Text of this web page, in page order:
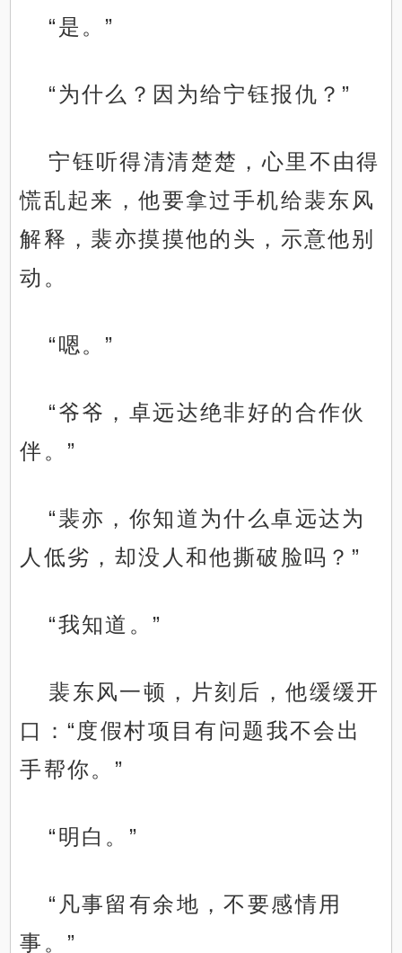
“是。”
“为什么？因为给宁钰报仇？”
宁钰听得清清楚楚，心里不由得
慌乱起来，他要拿过手机给裴东风
解释，裴亦摸摸他的头，示意他别
动。
“嗯。”
“爷爷，卓远达绝非好的合作伙
伴。”
“裴亦，你知道为什么卓远达为
人低劣，却没人和他撕破脸吗？”
“我知道。”
裴东风一顿，片刻后，他缓缓开
口：“度假村项目有问题我不会出
手帮你。”
“明白。”
“凡事留有余地，不要感情用
事。”